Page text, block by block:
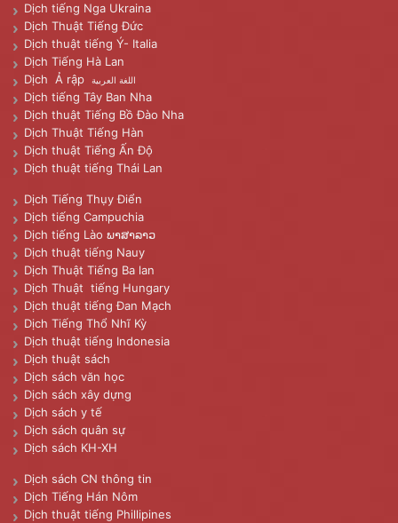
Dịch tiếng Nga Ukraina
Dịch Thuật Tiếng Đức
Dịch thuật tiếng Ý- Italia
Dịch Tiếng Hà Lan
Dịch Ả rập
اللغة العربية
Dịch tiếng Tây Ban Nha
Dịch thuật Tiếng Bồ Đào Nha
Dịch Thuật Tiếng Hàn
Dịch thuật Tiếng Ấn Độ
Dịch thuật tiếng Thái Lan
Dịch Tiếng Thụy Điển
Dịch tiếng Campuchia
Dịch tiếng Lào ພາສາລາວ
Dịch thuật tiếng Nauy
Dịch Thuật Tiếng Ba lan
Dịch Thuật tiếng Hungary
Dịch thuật tiếng Đan Mạch
Dịch Tiếng Thổ Nhĩ Kỳ
Dịch thuật tiếng Indonesia
Dịch thuật sách
Dịch sách văn học
Dịch sách xây dựng
Dịch sách y tế
Dịch sách quân sự
Dịch sách KH-XH
Dịch sách CN thông tin
Dịch Tiếng Hán Nôm
Dịch thuật tiếng Phillipines